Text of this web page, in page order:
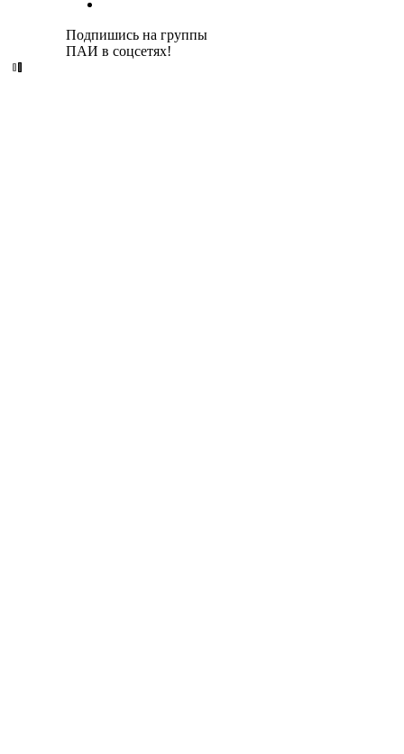
Подпишись на группы
ПАИ в соцсетях!